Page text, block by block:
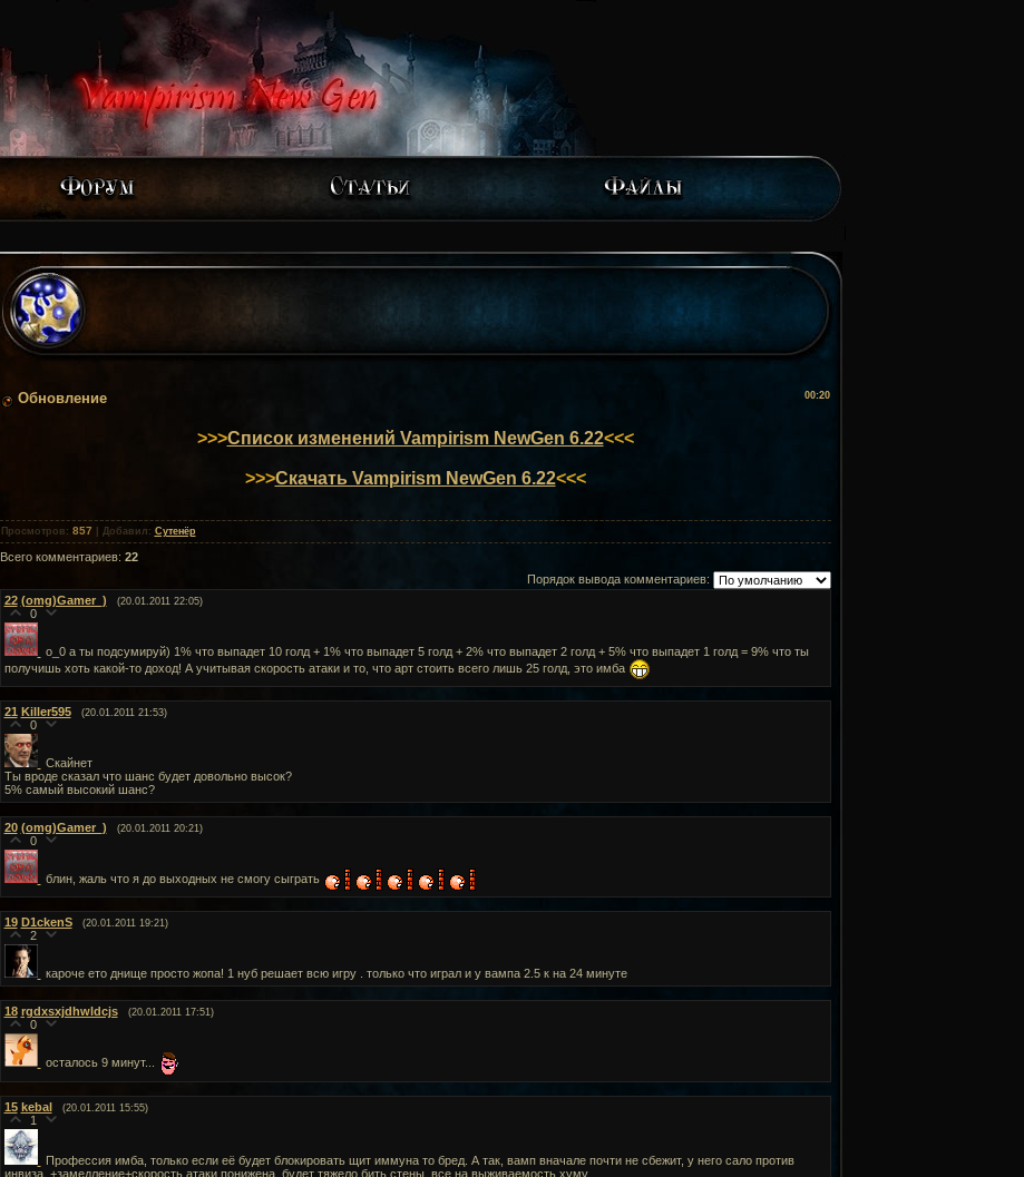
00:20
Обновление
>>>Список изменений Vampirism NewGen 6.22<<<
>>>Скачать Vampirism NewGen 6.22<<<
Просмотров : 857 Добавил : Сутенёр
Всего комментариев: 22
Порядок вывода комментариев:
22 (omg)Gamer_) (20.01.2011 22:05)
0
о_0 а ты подсумируй) 1% что выпадет 10 голд + 1% что выпадет 5 голд + 2% что выпадет 2 голд + 5% что выпадет 1 голд = 9% что ты
получишь хоть какой-то доход! А учитывая скорость атаки и то, что арт стоить всего лишь 25 голд, это имба
21 Killer595 (20.01.2011 21:53)
0
Скайнет
Ты вроде сказал что шанс будет довольно высок?
5% самый высокий шанс?
20 (omg)Gamer_) (20.01.2011 20:21)
0
блин, жаль что я до выходных не смогу сыграть
19 D1ckenS (20.01.2011 19:21)
2
кароче ето днище просто жопа! 1 нуб решает всю игру . только что играл и у вампа 2.5 к на 24 минуте
18 rgdxsxjdhwldcjs (20.01.2011 17:51)
0
осталось 9 минут...
15 kebal (20.01.2011 15:55)
1
Профессия имба, только если её будет блокировать щит иммуна то бред. А так, вамп вначале почти не сбежит, у него сало против
инвиза, +замедление+скорость атаки понижена, будет тяжело бить стены, все на выживаемость хуму.